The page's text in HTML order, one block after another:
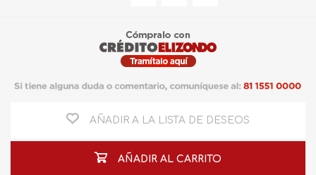
AÑADIR A LA LISTA DE DESEOS
AÑADIR AL CARRITO